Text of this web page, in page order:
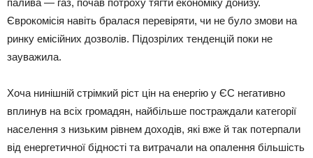
палива — газ, почав потроху тягти економіку донизу.
Єврокомісія навіть бралася перевіряти, чи не було змови на
ринку емісійних дозволів. Підозрілих тенденцій поки не
зауважила.
Хоча нинішній стрімкий ріст цін на енергію у ЄС негативно
вплинув на всіх громадян, найбільше постраждали категорії
населення з низьким рівнем доходів, які вже й так потерпали
від енергетичної бідності та витрачали на опалення більшість